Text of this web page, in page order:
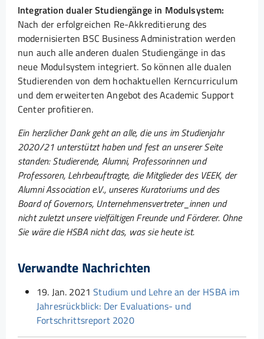
Integration dualer Studiengänge in Modulsystem:
Nach der erfolgreichen Re-Akkreditierung des
modernisierten BSC Business Administration werden
nun auch alle anderen dualen Studiengänge in das
neue Modulsystem integriert. So können alle dualen
Studierenden von dem hochaktuellen Kerncurriculum
und dem erweiterten Angebot des Academic Support
Center profitieren.
Ein herzlicher Dank geht an alle, die uns im Studienjahr
2020/21 unterstützt haben und fest an unserer Seite
standen: Studierende, Alumni, Professorinnen und
Professoren, Lehrbeauftragte, die Mitglieder des VEEK, der
Alumni Association e.V., unseres Kuratoriums und des
Board of Governors, Unternehmensvertreter_innen und
nicht zuletzt unsere vielfältigen Freunde und Förderer. Ohne
Sie wäre die HSBA nicht das, was sie heute ist.
Verwandte Nachrichten
19. Jan. 2021 Studium und Lehre an der HSBA im
Jahresrückblick: Der Evaluations- und
Fortschrittsreport 2020